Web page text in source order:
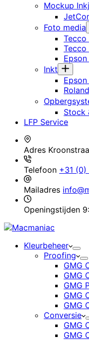
Mockup
Foto media
Tecco
Inkt
Stock
LFP Service
Adres
Telefoon +31
Mailadres
Openingstijden
Kleurbeheer
Proofing
GMG
GMG
GMG
GMG
GMG
Conversie
GMG
GMG